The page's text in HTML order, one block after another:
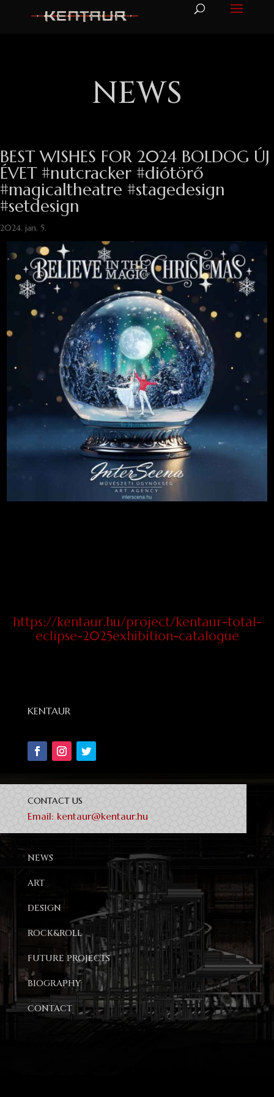
NEWS
BEST WISHES FOR 2024 BOLDOG ÚJ
ÉVET #nutcracker #diótörő
#magicaltheatre #stagedesign
#setdesign
2024. jan. 5.
https://kentaur.hu/project/kentaur-total-
eclipse-2025exhibition-catalogue
KENTAUR
CONTACT US
Email: kentaur@kentaur.hu
NEWS
ART
DESIGN
ROCK&ROLL
FUTURE PROJECTS
BIOGRAPHY
CONTACT